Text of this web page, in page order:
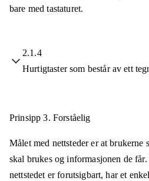
bare med tastaturet.
2.1.4
Hurtigtaster som består av ett
Prinsipp 3. Forståelig
Målet med nettsteder er at brukerne
skal brukes og informasjonen de
nettstedet er forutsigbart, har et